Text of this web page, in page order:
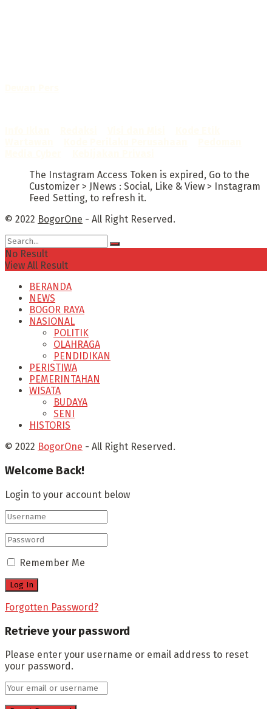
The Instagram Access Token is expired, Go to the
Customizer > JNews : Social, Like & View > Instagram
Feed Setting, to refresh it.
© 2022 BogorOne - All Right Reserved.
No Result
View All Result
BERANDA
NEWS
BOGOR RAYA
NASIONAL
POLITIK
OLAHRAGA
PENDIDIKAN
PERISTIWA
PEMERINTAHAN
WISATA
BUDAYA
SENI
HISTORIS
© 2022 BogorOne - All Right Reserved.
Welcome Back!
Login to your account below
Remember Me
Forgotten Password?
Retrieve your password
Please enter your username or email address to reset
your password.